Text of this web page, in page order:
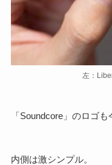
左：
「Soundcore」のロゴ
内側は激シンプル。